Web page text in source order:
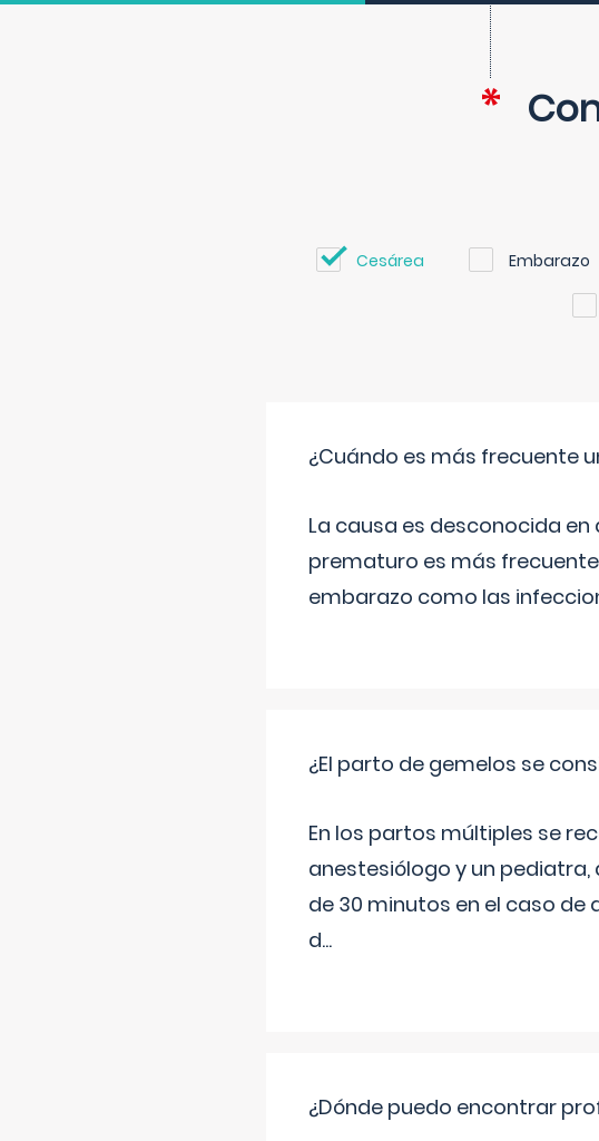
Cesárea Embarazo
¿Cuándo es más frecuente
La causa es desconocida
prematuro es más
embarazo como las
¿El parto de gemelos se
En los partos múltiples se
anestesiólogo y un
de 30 minutos en el caso
d...
¿Dónde puedo encontrar